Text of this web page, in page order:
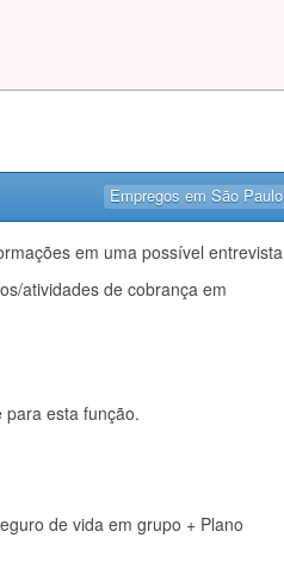
Empregos em São Paulo
em uma possível entrevista
atividades de cobrança em
esta função.
de vida em grupo + Plano